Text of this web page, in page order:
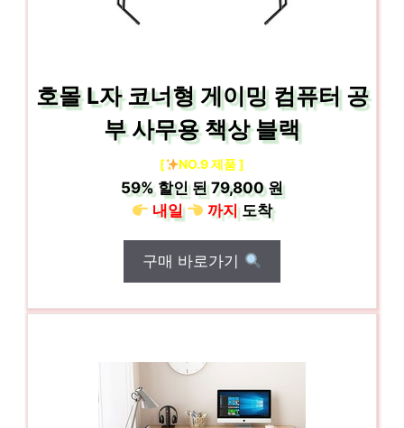
호몰 L자 코너형 게이밍 컴퓨터 공
부 사무용 책상 블랙
[ NO.9 제품 ]
59%할인 된79,800 원
내일
까지도착
구매 바로가기